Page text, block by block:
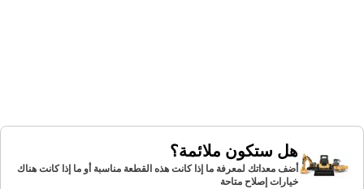
هل ستكون ملائمة؟
أضف معداتك لمعرفة ما إذا كانت هذه القطعة مناسبة أو ما إذا كانت هناك
خيارات إصلاح متاحة